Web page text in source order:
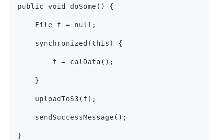
public void doSome() {
    File f = null;
    synchronized(this) {
        f = calData();
    }
    uploadToS3(f);
    sendSuccessMessage();
}